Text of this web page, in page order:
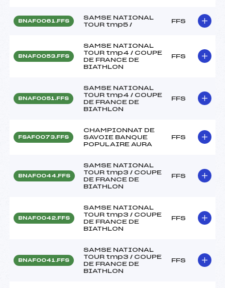
BNAF0061.FFS
SAMSE NATIONAL
TOUR tmp5 /
FFS
BNAF0053.FFS
SAMSE NATIONAL
TOUR tmp4 / COUPE
DE FRANCE DE
BIATHLON
FFS
BNAF0051.FFS
SAMSE NATIONAL
TOUR tmp4 / COUPE
DE FRANCE DE
BIATHLON
FFS
FSAF0073.FFS
CHAMPIONNAT DE
SAVOIE BANQUE
POPULAIRE AURA
FFS
BNAF0044.FFS
SAMSE NATIONAL
TOUR tmp3 / COUPE
DE FRANCE DE
BIATHLON
FFS
BNAF0042.FFS
SAMSE NATIONAL
TOUR tmp3 / COUPE
DE FRANCE DE
BIATHLON
FFS
BNAF0041.FFS
SAMSE NATIONAL
TOUR tmp3 / COUPE
DE FRANCE DE
BIATHLON
FFS